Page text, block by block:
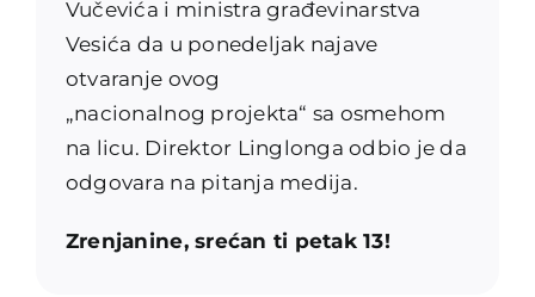
Vučevića i ministra građevinarstva
Vesića da u ponedeljak najave
otvaranje ovog
„nacionalnog projekta“ sa osmehom
na licu. Direktor Linglonga odbio je da
odgovara na pitanja medija.
Zrenjanine, srećan ti petak 13!